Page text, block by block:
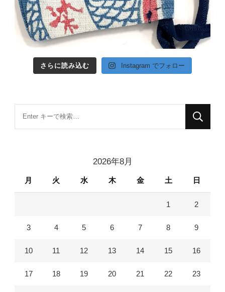
さらに読み込む Instagram でフォロー
2026年8月
月 火 水 木 金 土 日
1 2
3 4 5 6 7 8 9
10 11 12 13 14 15 16
17 18 19 20 21 22 23